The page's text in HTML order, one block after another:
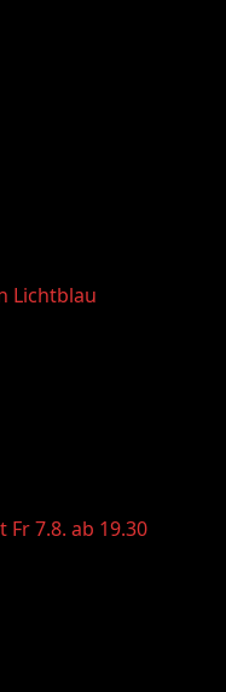
Lichtblau
7.8. ab 19.30